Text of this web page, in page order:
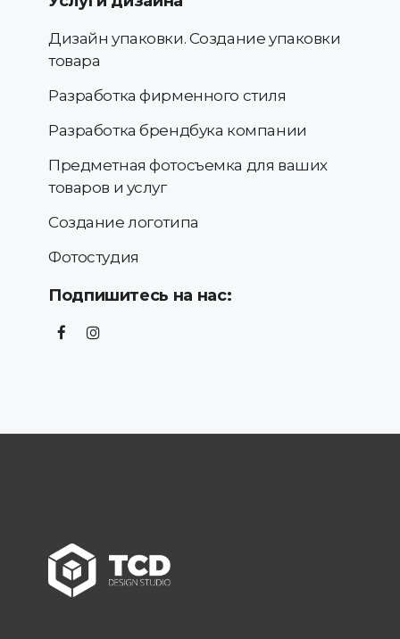
Дизайн упаковки. Создание упаковки
товара
Разработка фирменного стиля
Разработка брендбука компании
Предметная фотосъемка для ваших
товаров и услуг
Создание логотипа
Фотостудия
Подпишитесь на нас: